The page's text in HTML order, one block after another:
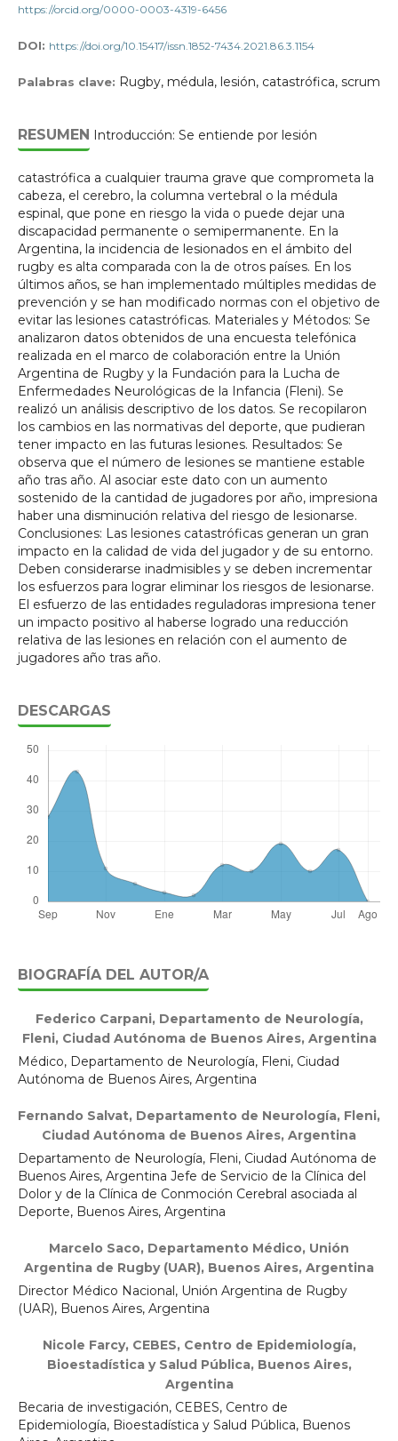
https://orcid.org/0000-0003-4319-6456
DOI: https://doi.org/10.15417/issn.1852-7434.2021.86.3.1154
Palabras clave: Rugby, médula, lesión, catastrófica, scrum
RESUMEN Introducción: Se entiende por lesión
catastrófica a cualquier trauma grave que comprometa la
cabeza, el cerebro, la columna vertebral o la médula
espinal, que pone en riesgo la vida o puede dejar una
discapacidad permanente o semipermanente. En la
Argentina, la incidencia de lesionados en el ámbito del
rugby es alta comparada con la de otros países. En los
últimos años, se han implementado múltiples medidas de
prevención y se han modificado normas con el objetivo de
evitar las lesiones catastróficas. Materiales y Métodos: Se
analizaron datos obtenidos de una encuesta telefónica
realizada en el marco de colaboración entre la Unión
Argentina de Rugby y la Fundación para la Lucha de
Enfermedades Neurológicas de la Infancia (Fleni). Se
realizó un análisis descriptivo de los datos. Se recopilaron
los cambios en las normativas del deporte, que pudieran
tener impacto en las futuras lesiones. Resultados: Se
observa que el número de lesiones se mantiene estable
año tras año. Al asociar este dato con un aumento
sostenido de la cantidad de jugadores por año, impresiona
haber una disminución relativa del riesgo de lesionarse.
Conclusiones: Las lesiones catastróficas generan un gran
impacto en la calidad de vida del jugador y de su entorno.
Deben considerarse inadmisibles y se deben incrementar
los esfuerzos para lograr eliminar los riesgos de lesionarse.
El esfuerzo de las entidades reguladoras impresiona tener
un impacto positivo al haberse logrado una reducción
relativa de las lesiones en relación con el aumento de
jugadores año tras año.
DESCARGAS
BIOGRAFÍA DEL AUTOR/A
Federico Carpani, Departamento de Neurología,
Fleni, Ciudad Autónoma de Buenos Aires, Argentina
Médico, Departamento de Neurología, Fleni, Ciudad
Autónoma de Buenos Aires, Argentina
Fernando Salvat, Departamento de Neurología, Fleni,
Ciudad Autónoma de Buenos Aires, Argentina
Departamento de Neurología, Fleni, Ciudad Autónoma de
Buenos Aires, Argentina Jefe de Servicio de la Clínica del
Dolor y de la Clínica de Conmoción Cerebral asociada al
Deporte, Buenos Aires, Argentina
Marcelo Saco, Departamento Médico, Unión
Argentina de Rugby (UAR), Buenos Aires, Argentina
Director Médico Nacional, Unión Argentina de Rugby
(UAR), Buenos Aires, Argentina
Nicole Farcy, CEBES, Centro de Epidemiología,
Bioestadística y Salud Pública, Buenos Aires,
Argentina
Becaria de investigación, CEBES, Centro de
Epidemiología, Bioestadística y Salud Pública, Buenos